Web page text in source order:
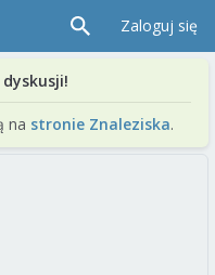
Zaloguj się
na stronie Znaleziska.